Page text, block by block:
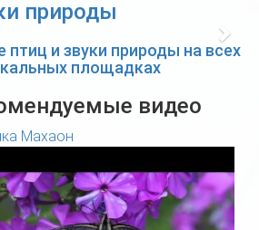
природы
птиц и звуки природы на всех
площадках
видео
Махаон